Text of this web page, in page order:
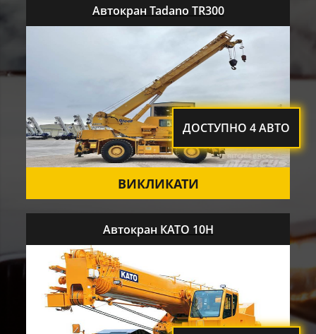
ДОСТУПНО 4 АВТО
Автокран Tadano TR300
ВИКЛИКАТИ
Автокран КАТО 10Н